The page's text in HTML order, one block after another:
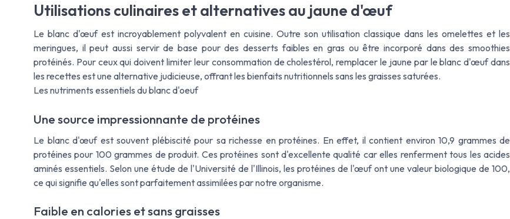
Utilisations culinaires et alternatives au jaune d'œuf
Le blanc d'œuf est incroyablement polyvalent en cuisine. Outre son utilisation classique dans les omelettes et les
meringues, il peut aussi servir de base pour des desserts faibles en gras ou être incorporé dans des smoothies
protéinés. Pour ceux qui doivent limiter leur consommation de cholestérol, remplacer le jaune par le blanc d'œuf dans
les recettes est une alternative judicieuse, offrant les bienfaits nutritionnels sans les graisses saturées.
Les nutriments essentiels du blanc d'oeuf
Une source impressionnante de protéines
Le blanc d'œuf est souvent plébiscité pour sa richesse en protéines. En effet, il contient environ 10,9 grammes de
protéines pour 100 grammes de produit. Ces protéines sont d'excellente qualité car elles renferment tous les acides
aminés essentiels. Selon une étude de l'Université de l'Illinois, les protéines de l'œuf ont une valeur biologique de 100,
ce qui signifie qu'elles sont parfaitement assimilées par notre organisme.
Faible en calories et sans graisses